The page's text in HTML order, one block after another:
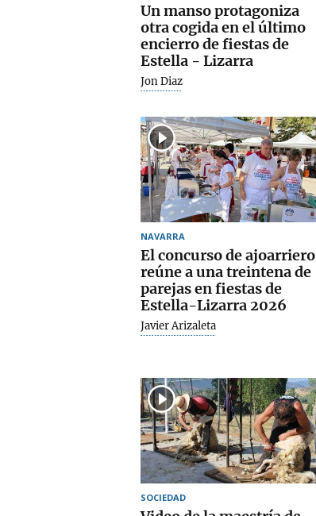
Un manso protagoniza
otra cogida en el último
encierro de fiestas de
Estella - Lizarra
Jon Diaz
NAVARRA
El concurso de ajoarriero
reúne a una treintena de
parejas en fiestas de
Estella-Lizarra 2026
Javier Arizaleta
SOCIEDAD